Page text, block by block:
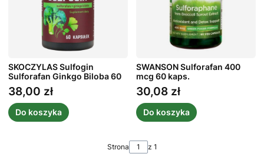
SKOCZYLAS Sulfogin
Sulforafan Ginkgo Biloba 60
kaps.
Cena
38,00 zł
Do koszyka
SWANSON Sulforafan 400
mcg 60 kaps.
Cena
30,08 zł
Do koszyka
Strona z 1